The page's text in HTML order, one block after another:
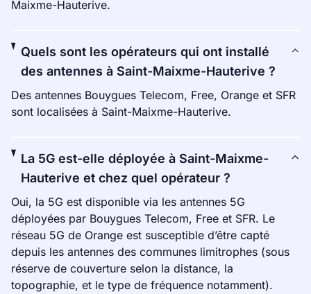
Maixme-Hauterive.
Quels sont les opérateurs qui ont installé
des antennes à Saint-Maixme-Hauterive ?
Des antennes Bouygues Telecom, Free, Orange et SFR
sont localisées à Saint-Maixme-Hauterive.
La 5G est-elle déployée à Saint-Maixme-
Hauterive et chez quel opérateur ?
Oui, la 5G est disponible via les antennes 5G
déployées par Bouygues Telecom, Free et SFR. Le
réseau 5G de Orange est susceptible d’être capté
depuis les antennes des communes limitrophes (sous
réserve de couverture selon la distance, la
topographie, et le type de fréquence notamment).